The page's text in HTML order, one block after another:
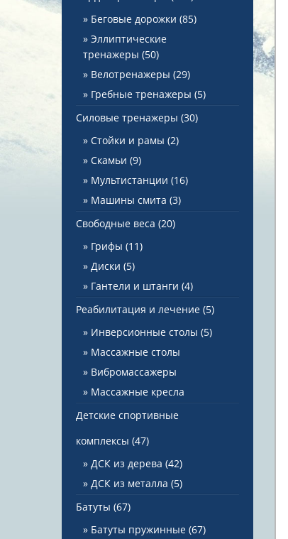
Беговые дорожки (85)
Эллиптические
тренажеры (50)
Велотренажеры (29)
Гребные тренажеры (5)
Силовые тренажеры (30)
Стойки и рамы (2)
Скамьи (9)
Мультистанции (16)
Машины смита (3)
Свободные веса (20)
Грифы (11)
Диски (5)
Гантели и штанги (4)
Реабилитация и лечение (5)
Инверсионные столы (5)
Массажные столы
Вибромассажеры
Массажные кресла
Детские спортивные
комплексы (47)
ДСК из дерева (42)
ДСК из металла (5)
Батуты (67)
Батуты пружинные (67)